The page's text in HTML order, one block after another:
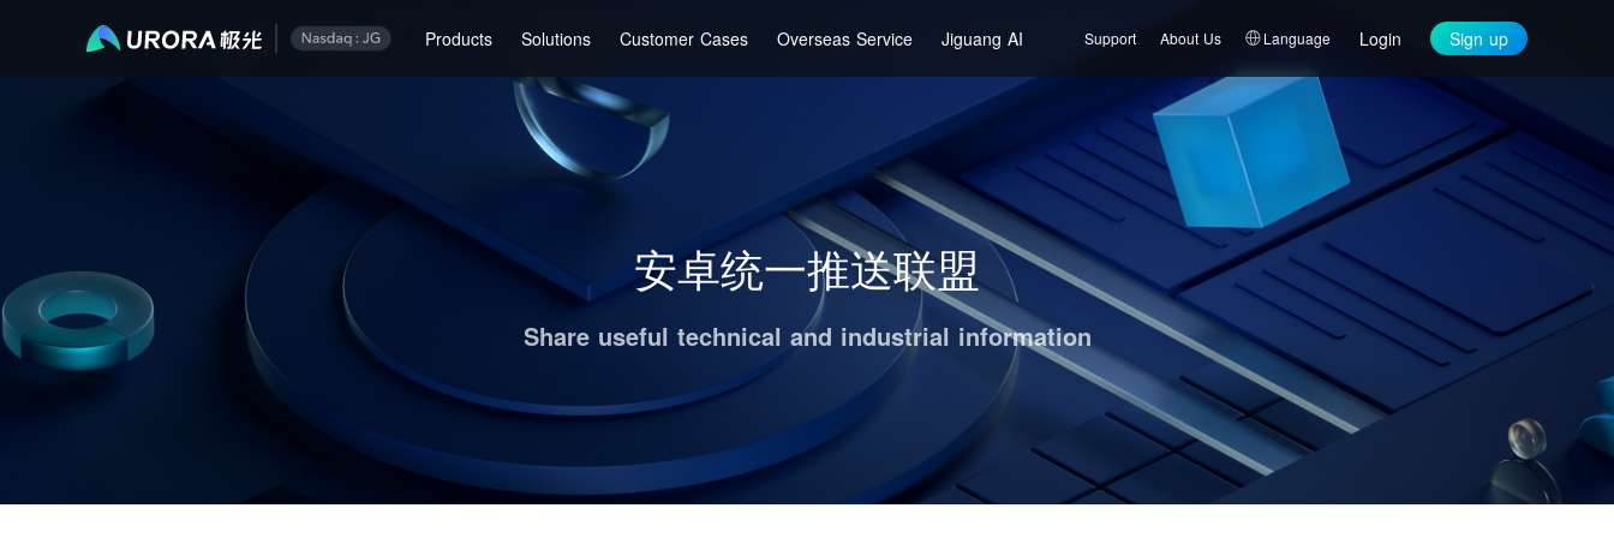
Products Solutions Customer Cases Overseas Service Jiguang AI Support About Us Language Login Sign up
安卓统一推送联盟
Share useful technical and industrial information